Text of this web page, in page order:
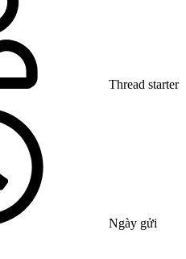
Thread starter
Ngày gửi